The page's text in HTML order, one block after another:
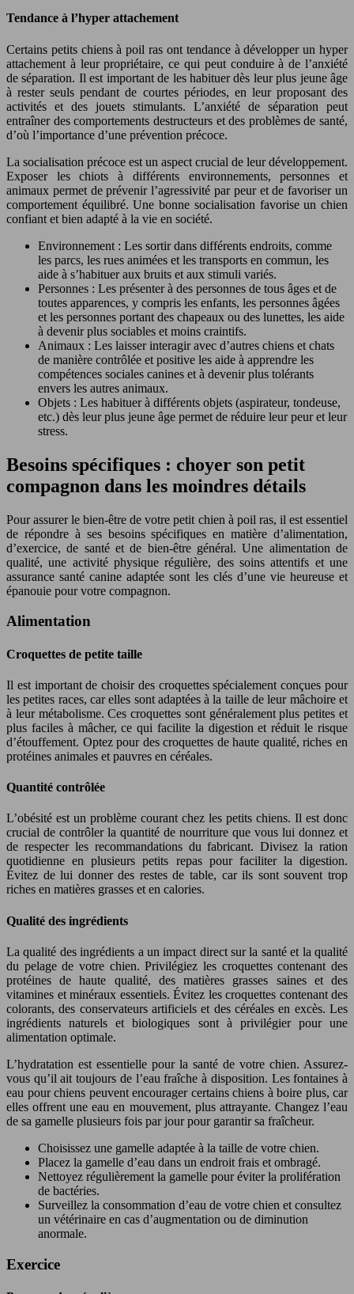
Tendance à l’hyper attachement
Certains petits chiens à poil ras ont tendance à développer un hyper
attachement à leur propriétaire, ce qui peut conduire à de l’anxiété
de séparation. Il est important de les habituer dès leur plus jeune âge
à rester seuls pendant de courtes périodes, en leur proposant des
activités et des jouets stimulants. L’anxiété de séparation peut
entraîner des comportements destructeurs et des problèmes de santé,
d’où l’importance d’une prévention précoce.
La socialisation précoce est un aspect crucial de leur développement.
Exposer les chiots à différents environnements, personnes et
animaux permet de prévenir l’agressivité par peur et de favoriser un
comportement équilibré. Une bonne socialisation favorise un chien
confiant et bien adapté à la vie en société.
Environnement : Les sortir dans différents endroits, comme
les parcs, les rues animées et les transports en commun, les
aide à s’habituer aux bruits et aux stimuli variés.
Personnes : Les présenter à des personnes de tous âges et de
toutes apparences, y compris les enfants, les personnes âgées
et les personnes portant des chapeaux ou des lunettes, les aide
à devenir plus sociables et moins craintifs.
Animaux : Les laisser interagir avec d’autres chiens et chats
de manière contrôlée et positive les aide à apprendre les
compétences sociales canines et à devenir plus tolérants
envers les autres animaux.
Objets : Les habituer à différents objets (aspirateur, tondeuse,
etc.) dès leur plus jeune âge permet de réduire leur peur et leur
stress.
Besoins spécifiques : choyer son petit
compagnon dans les moindres détails
Pour assurer le bien-être de votre petit chien à poil ras, il est essentiel
de répondre à ses besoins spécifiques en matière d’alimentation,
d’exercice, de santé et de bien-être général. Une alimentation de
qualité, une activité physique régulière, des soins attentifs et une
assurance santé canine adaptée sont les clés d’une vie heureuse et
épanouie pour votre compagnon.
Alimentation
Croquettes de petite taille
Il est important de choisir des croquettes spécialement conçues pour
les petites races, car elles sont adaptées à la taille de leur mâchoire et
à leur métabolisme. Ces croquettes sont généralement plus petites et
plus faciles à mâcher, ce qui facilite la digestion et réduit le risque
d’étouffement. Optez pour des croquettes de haute qualité, riches en
protéines animales et pauvres en céréales.
Quantité contrôlée
L’obésité est un problème courant chez les petits chiens. Il est donc
crucial de contrôler la quantité de nourriture que vous lui donnez et
de respecter les recommandations du fabricant. Divisez la ration
quotidienne en plusieurs petits repas pour faciliter la digestion.
Évitez de lui donner des restes de table, car ils sont souvent trop
riches en matières grasses et en calories.
Qualité des ingrédients
La qualité des ingrédients a un impact direct sur la santé et la qualité
du pelage de votre chien. Privilégiez les croquettes contenant des
protéines de haute qualité, des matières grasses saines et des
vitamines et minéraux essentiels. Évitez les croquettes contenant des
colorants, des conservateurs artificiels et des céréales en excès. Les
ingrédients naturels et biologiques sont à privilégier pour une
alimentation optimale.
L’hydratation est essentielle pour la santé de votre chien. Assurez-
vous qu’il ait toujours de l’eau fraîche à disposition. Les fontaines à
eau pour chiens peuvent encourager certains chiens à boire plus, car
elles offrent une eau en mouvement, plus attrayante. Changez l’eau
de sa gamelle plusieurs fois par jour pour garantir sa fraîcheur.
Choisissez une gamelle adaptée à la taille de votre chien.
Placez la gamelle d’eau dans un endroit frais et ombragé.
Nettoyez régulièrement la gamelle pour éviter la prolifération
de bactéries.
Surveillez la consommation d’eau de votre chien et consultez
un vétérinaire en cas d’augmentation ou de diminution
anormale.
Exercice